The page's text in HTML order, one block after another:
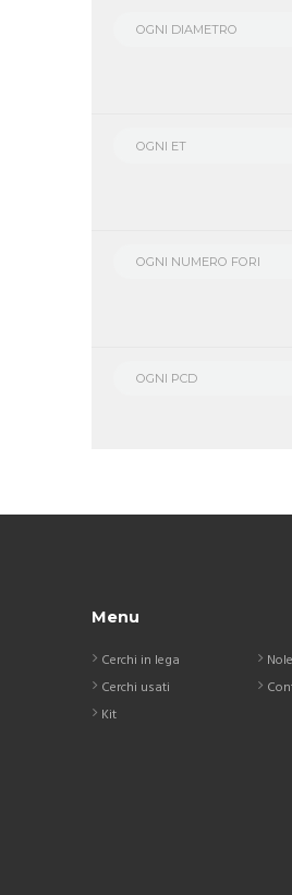
OGNI DIAMETRO
OGNI ET
OGNI NUMERO FORI
OGNI PCD
Menu
Cerchi in lega
Cerchi usati
Kit